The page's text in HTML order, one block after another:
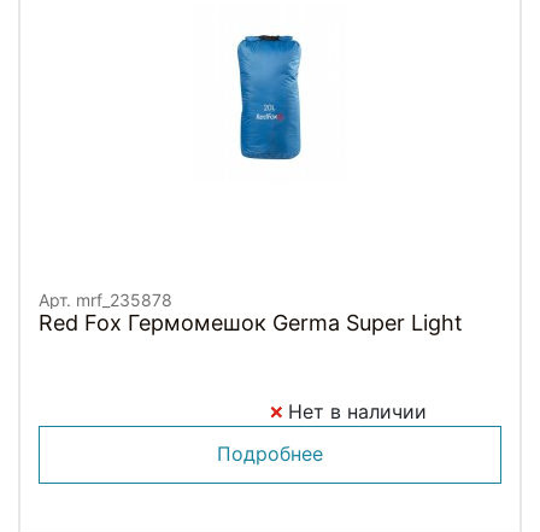
Арт. mrf_235878
Red Fox Гермомешок Germa Super Light
Нет в наличии
Подробнее